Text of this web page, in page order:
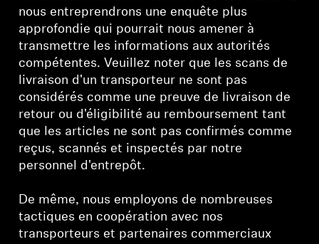
nous entreprendrons une enquête plus
approfondie qui pourrait nous amener à
transmettre les informations aux autorités
compétentes. Veuillez noter que les scans de
livraison d'un transporteur ne sont pas
considérés comme une preuve de livraison de
retour ou d'éligibilité au remboursement tant
que les articles ne sont pas confirmés comme
reçus, scannés et inspectés par notre
personnel d'entrepôt.
De même, nous employons de nombreuses
tactiques en coopération avec nos
transporteurs et partenaires commerciaux